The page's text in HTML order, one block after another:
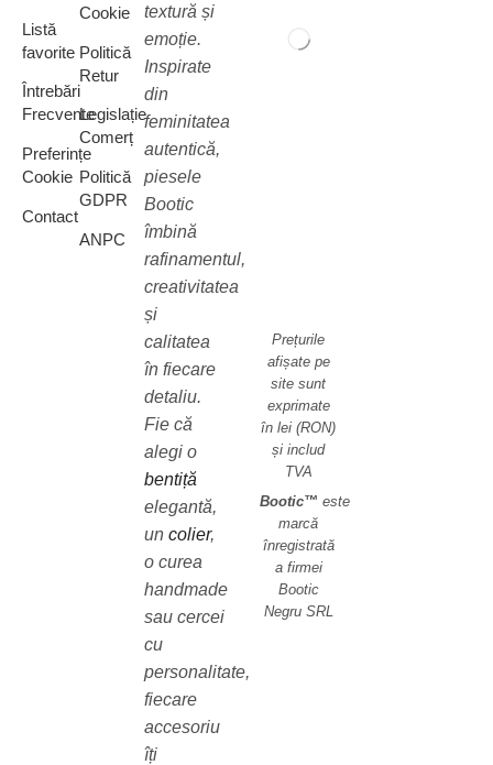
Listă
favorite
Întrebări
Frecvente
Preferințe
Cookie
Contact
Cookie
Politică
Retur
Legislație
Comerț
Politică
GDPR
ANPC
textură și
emoție.
Inspirate
din
feminitatea
autentică,
piesele
Bootic
îmbină
rafinamentul,
creativitatea
și
calitatea
în fiecare
detaliu.
Fie că
alegi o
bentiță
elegantă,
uncolier,
o curea
handmade
sau cercei
cu
personalitate,
fiecare
accesoriu
îți
Prețurile
afișate pe
site sunt
exprimate
în lei (RON)
și includ
TVA
Bootic™ este
marcă
înregistrată
a firmei
Bootic
Negru SRL